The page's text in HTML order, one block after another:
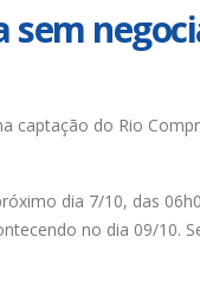
sem
captação do Rio
dia 7/10, das
no dia 09/10.